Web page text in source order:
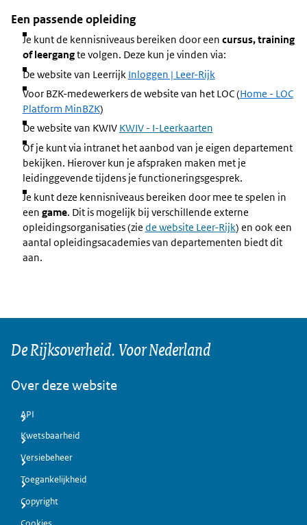
Een passende opleiding
Je kunt de kennisniveaus bereiken door een cursus, training
of leergangte volgen. Deze kun je vinden via:
De website van Leerrijk Inloggen | Leer-Rijk
Voor BZK-medewerkers de website van het LOC (Home - LOC
Platform MinBZK)
De website van KWIV KWIV - I-Leerkaarten
Of je kunt via intranet het aanbod van je eigen departement
bekijken. Hierover kun je afspraken maken met je
leidinggevende tijdens je functioneringsgesprek.
Je kunt deze kennisniveaus bereiken door mee te spelen in
een game. Dit is mogelijk bij verschillende externe
opleidingsorganisaties (zie de website Leer-Rijk) en ook een
aantal opleidingsacademies van departementen biedt dit
aan.
De Rijksoverheid. Voor Nederland
Over deze website
API
Kwetsbaarheid
Versiebeheer
Toegankelijkheid
Copyright